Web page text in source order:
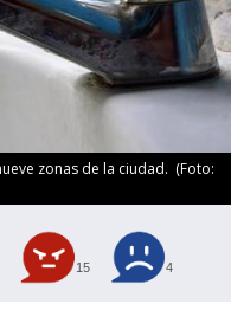
zonas de la ciudad. (Foto:
15 4